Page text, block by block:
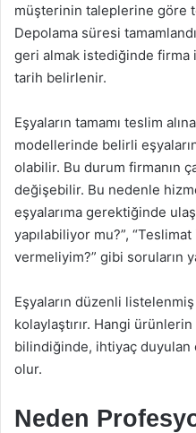
müşterinin taleplerine göre
Depolama süresi
geri almak istediğinde
tarih belirlenir.
Eşyaların tamamı teslim
modellerinde belirli
olabilir. Bu durum firmanın
değişebilir. Bu nedenle
eşyalarıma gerektiğinde
yapılabiliyor mu?”,
vermeliyim?” gibi soruların
Eşyaların düzenli
kolaylaştırır. Hangi
bilindiğinde, ihtiyaç duyulan
olur.
Neden